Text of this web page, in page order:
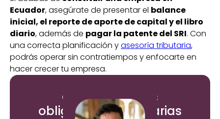
Ecuador, asegúrate de presentar el balance
inicial, el reporte de aporte de capital y el libro
diario, además de pagar la patente del SRI. Con
una correcta planificación yasesoría tributaria,
podrás operar sin contratiempos y enfocarte en
hacer crecer tu empresa.
Cumple con tus
obligaciones tributarias